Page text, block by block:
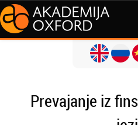
Prevajanje iz